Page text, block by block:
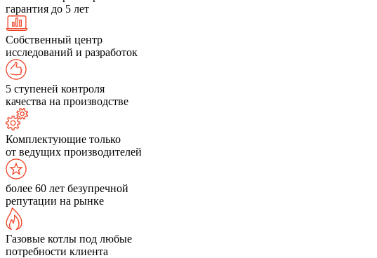
гарантия до 5 лет
Собственный центр
исследований и разработок
5 ступеней контроля
качества на производстве
Комплектующие только
от ведущих производителей
более 60 лет безупречной
репутации на рынке
Газовые котлы под любые
потребности клиента